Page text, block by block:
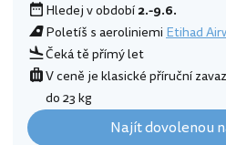
Hledej v období2.-9.6.
Poletíš s aeroliniemiEtihad
Čeká tě přímý let
V ceně je klasické příruční
do 23 kg
Najít dovolenou